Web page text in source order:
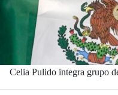
Celia Pulido integra grupo